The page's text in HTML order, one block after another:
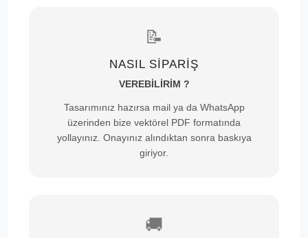
📝
NASIL SİPARİŞ
VEREBİLİRİM ?
Tasarımınız hazırsa mail ya da WhatsApp
üzerinden bize vektörel PDF formatında
yollayınız. Onayınız alındıktan sonra baskıya
giriyor.
🚚